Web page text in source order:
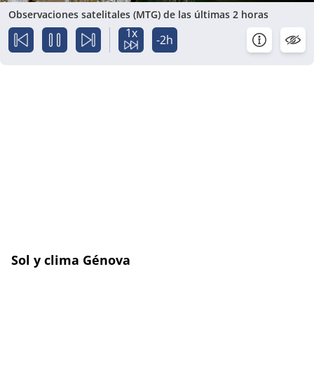
Observaciones satelitales (MTG) de las últimas 2 horas
1x -2h
Sol y clima Génova